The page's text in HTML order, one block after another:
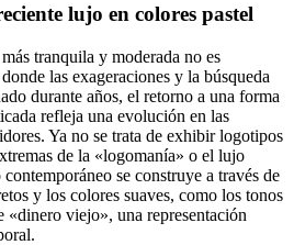
lujo en colores pastel
tranquila y moderada no es
las exageraciones y la búsqueda
durante años, el retorno a una forma
refleja una evolución en las
Ya no se trata de exhibir logotipos
de la «logomanía» o el lujo
se construye a través de
y los colores suaves, como los tonos
«dinero viejo», una representación